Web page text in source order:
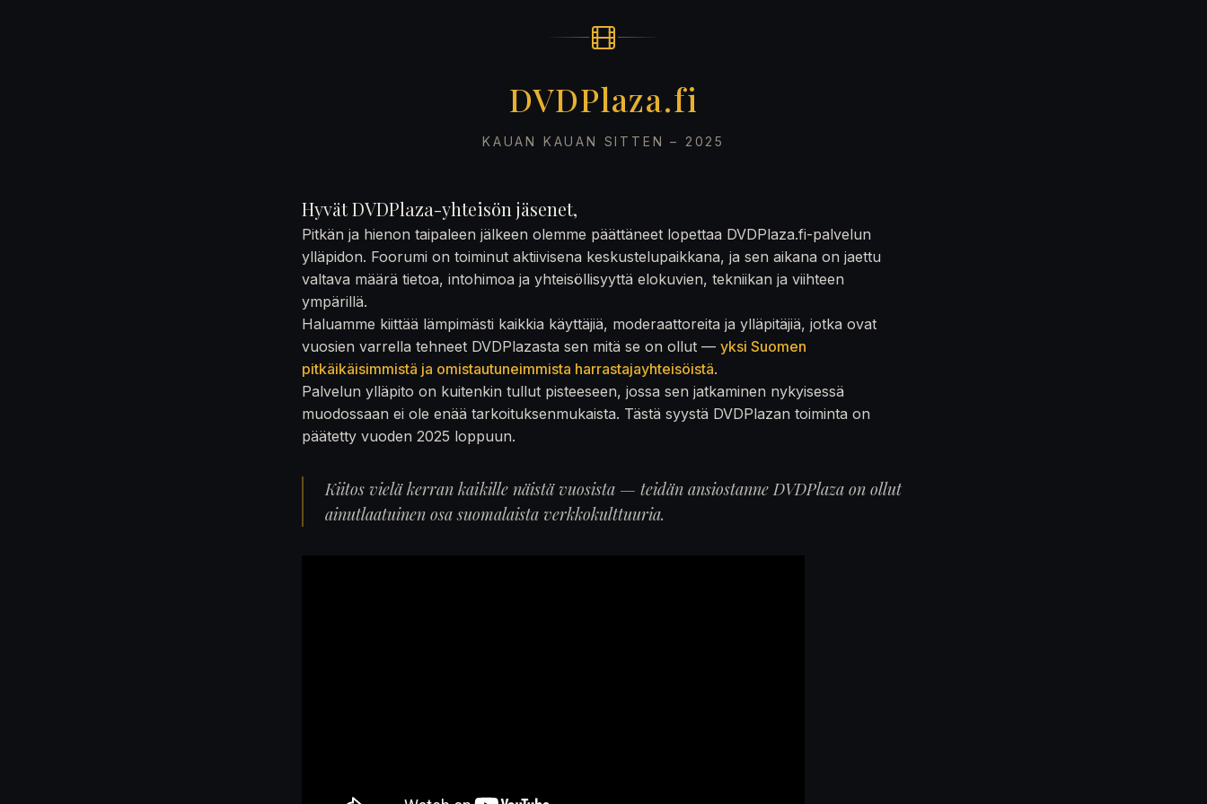
DVDPlaza.fi
KAUAN KAUAN SITTEN – 2025
Hyvät DVDPlaza-yhteisön jäsenet,
Pitkän ja hienon taipaleen jälkeen olemme päättäneet lopettaa DVDPlaza.fi-palvelun
ylläpidon. Foorumi on toiminut aktiivisena keskustelupaikkana, ja sen aikana on jaettu
valtava määrä tietoa, intohimoa ja yhteisöllisyyttä elokuvien, tekniikan ja viihteen
ympärillä.
Haluamme kiittää lämpimästi kaikkia käyttäjiä, moderaattoreita ja ylläpitäjiä, jotka ovat
vuosien varrella tehneet DVDPlazasta sen mitä se on ollut — yksi Suomen
pitkäikäisimmistä ja omistautuneimmista harrastajayhteisöistä.
Palvelun ylläpito on kuitenkin tullut pisteeseen, jossa sen jatkaminen nykyisessä
muodossaan ei ole enää tarkoituksenmukaista. Tästä syystä DVDPlazan toiminta on
päätetty vuoden 2025 loppuun.
Kiitos vielä kerran kaikille näistä vuosista — teidän ansiostanne DVDPlaza on ollut
ainutlaatuinen osa suomalaista verkkokulttuuria.